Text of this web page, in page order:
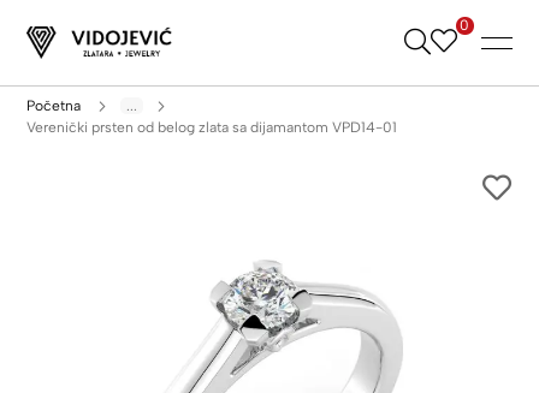
Skip
0
Početna
...
Verenički prsten od belog zlata sa dijamantom VPD14-01